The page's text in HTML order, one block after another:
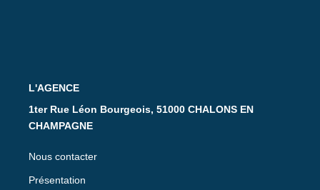
L'AGENCE
1ter Rue Léon Bourgeois, 51000 CHALONS EN
CHAMPAGNE
Nous contacter
Présentation